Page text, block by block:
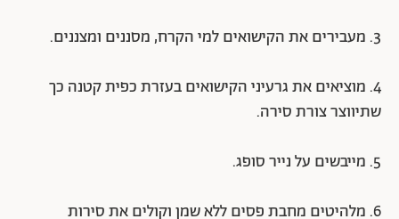
3. מעבירים את הקישואים למי הקרח, מסננים ומצננים.
4. מוציאים את גרעיני הקישואים בעזרת כפית קטנה כך
שתיווצר צורת סירה.
5. מייבשים על נייר סופג.
6. מלהיטים מחבת פסים ללא שמן וקולים את סירות